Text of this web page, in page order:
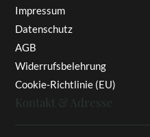
Impressum
Datenschutz
AGB
Widerrufsbelehrung
Cookie-Richtlinie (EU)
Kontakt & Adresse